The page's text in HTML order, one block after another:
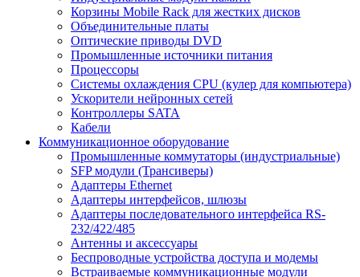
Корзины Mobile Rack для жестких дисков
Объединительные платы
Оптические приводы DVD
Промышленные источники питания
Процессоры
Системы охлаждения CPU (кулер для компьютера)
Ускорители нейронных сетей
Контроллеры SATA
Кабели
Коммуникационное оборудование
Промышленные коммутаторы (индустриальные)
SFP модули (Трансиверы)
Адаптеры Ethernet
Адаптеры интерфейсов, шлюзы
Адаптеры последовательного интерфейса RS-
232/422/485
Антенны и аксессуары
Беспроводные устройства доступа и модемы
Встраиваемые коммуникационные модули